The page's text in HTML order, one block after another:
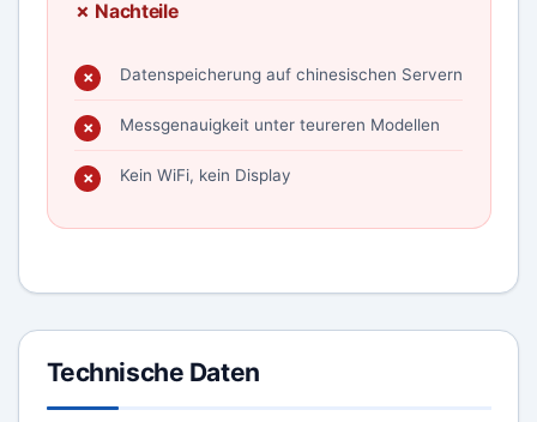
✗ Nachteile
Datenspeicherung auf chinesischen Servern
Messgenauigkeit unter teureren Modellen
Kein WiFi, kein Display
Technische Daten